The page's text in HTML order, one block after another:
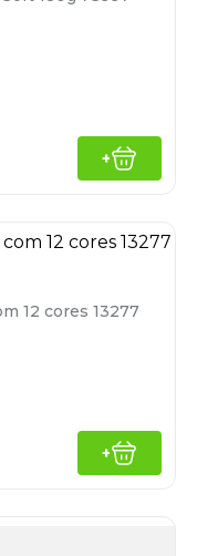
+
12 cores 13277
+